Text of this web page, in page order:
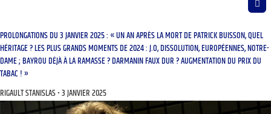
PROLONGATIONS DU 3 JANVIER 2025 : « UN AN APRÈS LA MORT DE PATRICK BUISSON, QUEL
HÉRITAGE ? LES PLUS GRANDS MOMENTS DE 2024 : J.O, DISSOLUTION, EUROPÉENNES, NOTRE-
DAME ; BAYROU DÉJÀ À LA RAMASSE ? DARMANIN FAUX DUR ? AUGMENTATION DU PRIX DU
TABAC ! »
RIGAULT STANISLAS 3 JANVIER 2025